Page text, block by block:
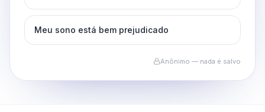
Meu sono está bem prejudicado
Anônimo — nada é salvo